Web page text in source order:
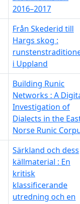
2016–2017
Från Skederid till
Hargs skog :
i Uppland
Building Runic
Networks : A
Investigation of
Dialects in the
Norse Runic
Särkland och dess
källmaterial : En
kritisk
klassificerande
utredning och en